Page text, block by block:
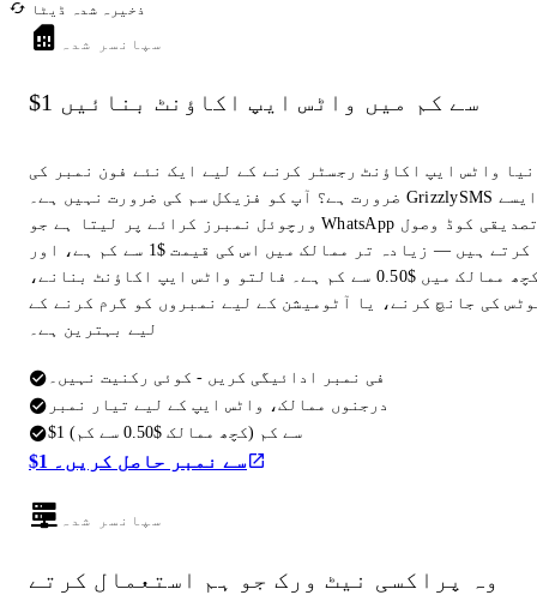
ذخیرہ شدہ ڈیٹا
سپانسر شدہ
$1 سے کم میں واٹس ایپ اکاؤنٹ بنائیں
نیا واٹس ایپ اکاؤنٹ رجسٹر کرنے کے لیے ایک نئے فون نمبر کی
ضرورت ہے؟ آپ کو فزیکل سم کی ضرورت نہیں ہے۔ GrizzlySMS ایسے
ورچوئل نمبرز کرائے پر لیتا ہے جو WhatsApp تصدیقی کوڈ وصول
کرتے ہیں — زیادہ تر ممالک میں اس کی قیمت $1 سے کم ہے، اور
کچھ ممالک میں $0.50 سے کم ہے۔ فالتو واٹس ایپ اکاؤنٹ بنانے،
کی جانچ کرنے، یا آٹومیشن کے لیے نمبروں کو گرم کرنے کے
لیے بہترین ہے۔
فی نمبر ادائیگی کریں - کوئی رکنیت نہیں۔
درجنوں ممالک، واٹس ایپ کے لیے تیار نمبر
$1 سے کم (کچھ ممالک $0.50 سے کم)
$1 سے نمبر حاصل کریں۔
سپانسر شدہ
وہ پراکسی نیٹ ورک جو ہم استعمال کرتے